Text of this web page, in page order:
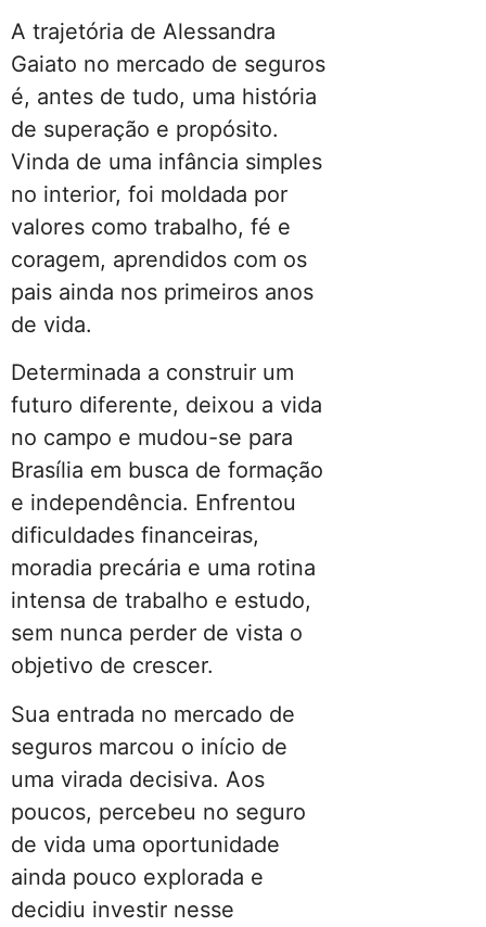
A trajetória de Alessandra
Gaiato no mercado de seguros
é, antes de tudo, uma história
de superação e propósito.
Vinda de uma infância simples
no interior, foi moldada por
valores como trabalho, fé e
coragem, aprendidos com os
pais ainda nos primeiros anos
de vida.
Determinada a construir um
futuro diferente, deixou a vida
no campo e mudou-se para
Brasília em busca de formação
e independência. Enfrentou
dificuldades financeiras,
moradia precária e uma rotina
intensa de trabalho e estudo,
sem nunca perder de vista o
objetivo de crescer.
Sua entrada no mercado de
seguros marcou o início de
uma virada decisiva. Aos
poucos, percebeu no seguro
de vida uma oportunidade
ainda pouco explorada e
decidiu investir nesse